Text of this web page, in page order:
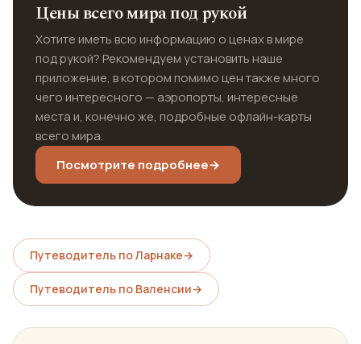
Цены всего мира под рукой
Хотите иметь всю информацию о ценах в мире
под рукой? Рекомендуем установить наше
приложение, в котором помимо цен также много
чего интересного — аэропорты, интересные
места и, конечно же, подробные офлайн-карты
всего мира.
Посмотрите подробнее→
Путеводитель по Ларнаке→
Путеводитель по Валенсии→